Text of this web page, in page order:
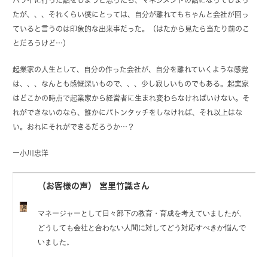
たが、、、それくらい僕にとっては、自分が離れてもちゃんと会社が回っ
ていると言うのは印象的な出来事だった。（はたから見たら当たり前のこ
とだろうけど…）
起業家の人生として、自分の作った会社が、自分を離れていくような感覚
は、、、なんとも感慨深いもので、、、少し寂しいものでもある。起業家
はどこかの時点で起業家から経営者に生まれ変わらなければいけない。そ
れができないのなら、誰かにバトンタッチをしなければ、それ以上はな
い。おれにそれができるだろうか…？
ー小川忠洋
（お客様の声） 宮里竹識さん
マネージャーとして日々部下の教育・育成を考えていましたが、
どうしても会社と合わない人間に対してどう対応すべきか悩んで
いました。